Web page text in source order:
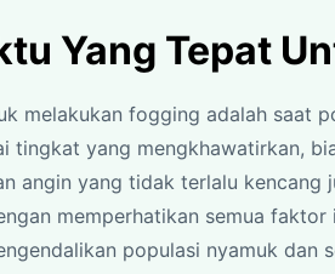
Yang Tepat
melakukan fogging adalah saat
tingkat yang mengkhawatirkan,
angin yang tidak terlalu
memperhatikan semua
populasi nyamuk dan